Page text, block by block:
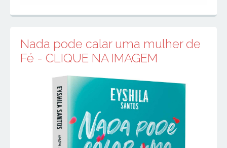
Nada pode calar uma mulher de
Fé - CLIQUE NA IMAGEM